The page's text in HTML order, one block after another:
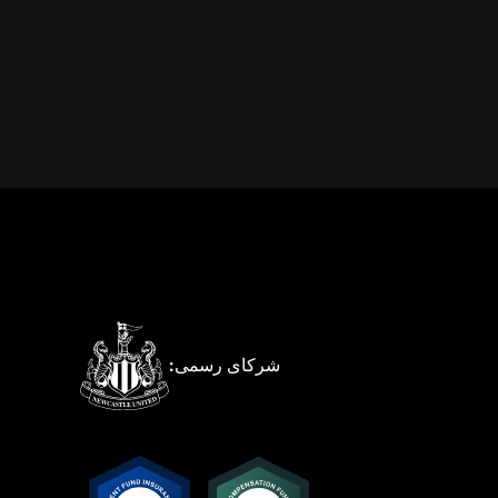
شرکای رسمی: